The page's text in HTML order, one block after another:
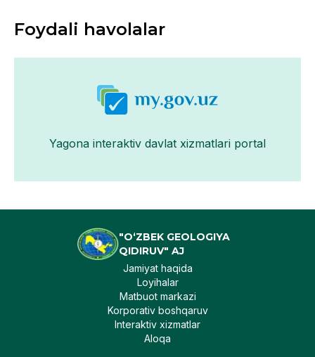
Foydali havolalar
Yagona interaktiv davlat xizmatlari portal
"O‘ZBEK GEOLOGIYA
QIDIRUV" AJ
Jamiyat haqida
Loyihalar
Matbuot markazi
Korporativ boshqaruv
Interaktiv xizmatlar
Aloqa